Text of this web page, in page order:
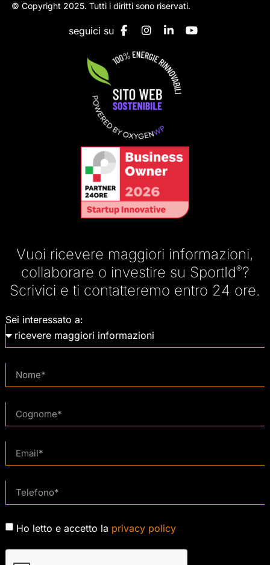
© Copyright 2025. Tutti i diritti sono riservati.
seguici su
Vuoi ricevere maggiori informazioni,
collaborare o investire su SportId®?
Scrivici e ti contatteremo entro 24 ore.
Sei interessato a:
Ho letto e accetto la privacy policy